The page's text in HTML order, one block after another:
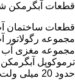
قطعات آبگرمکن
مجموعه مغزی آب بندی،17) شیر تنظیم دما،18) مجموعه دیافگرام و میل سوپاپ آب 19) ترموکوپل و … که ما برای تعمیر آبگرمکن باید به
ترموکوپل
حدود 20 میلی ولت تولید می شود که توانایی تحریک سیم پیچ و باز کردن شیر مغناطیسی وسایل گاز سوز را در مدت 20 ثانیه دارد.